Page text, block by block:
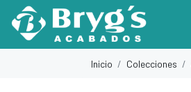
Inicio Colecciones